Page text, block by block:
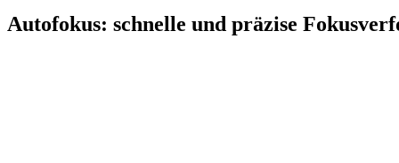
Autofokus: schnelle und präzise